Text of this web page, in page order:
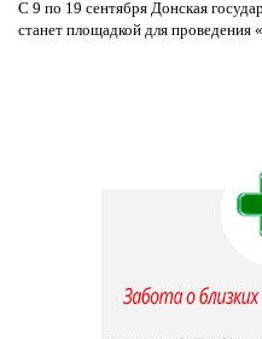
С 9 по 19 сентября Донская
станет площадкой для проведения